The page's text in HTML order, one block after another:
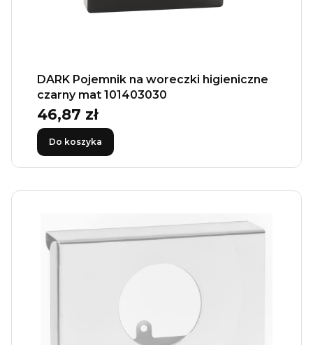
DARK Pojemnik na woreczki higieniczne
czarny mat 101403030
Cena
46,87 zł
Do koszyka